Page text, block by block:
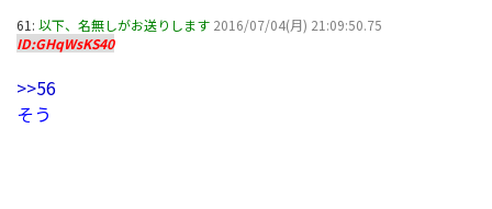
61: 以下、名無しがお送りします 2016/07/04(月) 21:09:50.75
ID:GHqWsKS40
>>56
そう